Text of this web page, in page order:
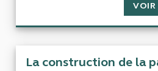
VOIR
La construction de la